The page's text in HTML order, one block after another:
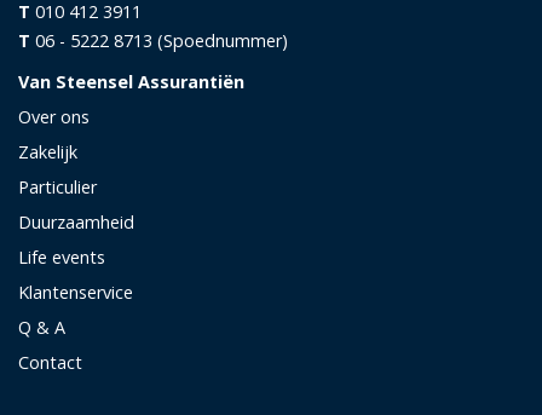
T 010 412 3911
T 06 - 5222 8713 (Spoednummer)
Van Steensel Assurantiën
Over ons
Zakelijk
Particulier
Duurzaamheid
Life events
Klantenservice
Q & A
Contact